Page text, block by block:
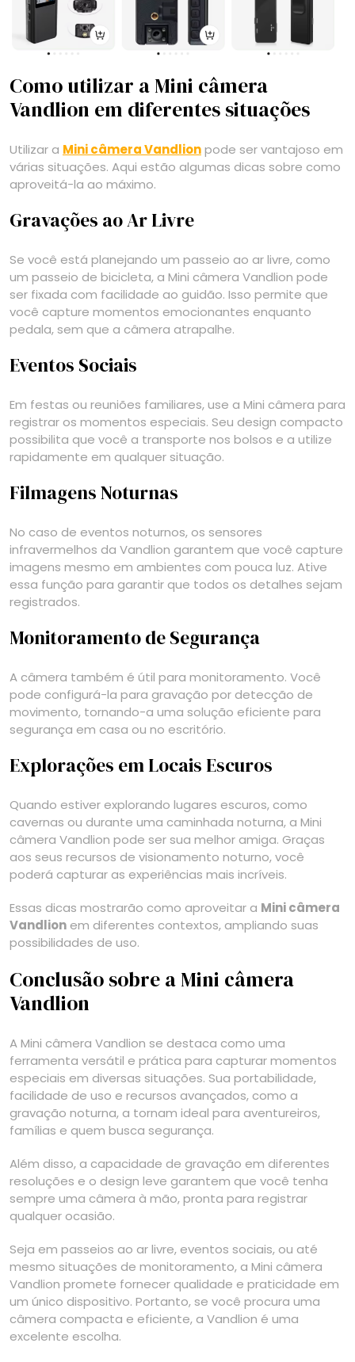
Como utilizar a Mini câmera
Vandlion em diferentes situações
Utilizar a Mini câmera Vandlionpode ser vantajoso em
várias situações. Aqui estão algumas dicas sobre como
aproveitá-la ao máximo.
Gravações ao Ar Livre
Se você está planejando um passeio ao ar livre, como
um passeio de bicicleta, a Mini câmera Vandlion pode
ser fixada com facilidade ao guidão. Isso permite que
você capture momentos emocionantes enquanto
pedala, sem que a câmera atrapalhe.
Eventos Sociais
Em festas ou reuniões familiares, use a Mini câmera para
registrar os momentos especiais. Seu design compacto
possibilita que você a transporte nos bolsos e a utilize
rapidamente em qualquer situação.
Filmagens Noturnas
No caso de eventos noturnos, os sensores
infravermelhos da Vandlion garantem que você capture
imagens mesmo em ambientes com pouca luz. Ative
essa função para garantir que todos os detalhes sejam
registrados.
Monitoramento de Segurança
A câmera também é útil para monitoramento. Você
pode configurá-la para gravação por detecção de
movimento, tornando-a uma solução eficiente para
segurança em casa ou no escritório.
Explorações em Locais Escuros
Quando estiver explorando lugares escuros, como
cavernas ou durante uma caminhada noturna, a Mini
câmera Vandlion pode ser sua melhor amiga. Graças
aos seus recursos de visionamento noturno, você
poderá capturar as experiências mais incríveis.
Essas dicas mostrarão como aproveitar a Mini câmera
Vandlion em diferentes contextos, ampliando suas
possibilidades de uso.
Conclusão sobre a Mini câmera
Vandlion
A Mini câmera Vandlion se destaca como uma
ferramenta versátil e prática para capturar momentos
especiais em diversas situações. Sua portabilidade,
facilidade de uso e recursos avançados, como a
gravação noturna, a tornam ideal para aventureiros,
famílias e quem busca segurança.
Além disso, a capacidade de gravação em diferentes
resoluções e o design leve garantem que você tenha
sempre uma câmera à mão, pronta para registrar
qualquer ocasião.
Seja em passeios ao ar livre, eventos sociais, ou até
mesmo situações de monitoramento, a Mini câmera
Vandlion promete fornecer qualidade e praticidade em
um único dispositivo. Portanto, se você procura uma
câmera compacta e eficiente, a Vandlion é uma
excelente escolha.